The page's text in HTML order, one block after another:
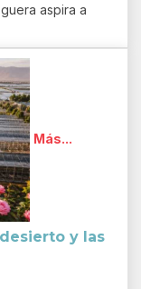
aspira a
Más...
y las